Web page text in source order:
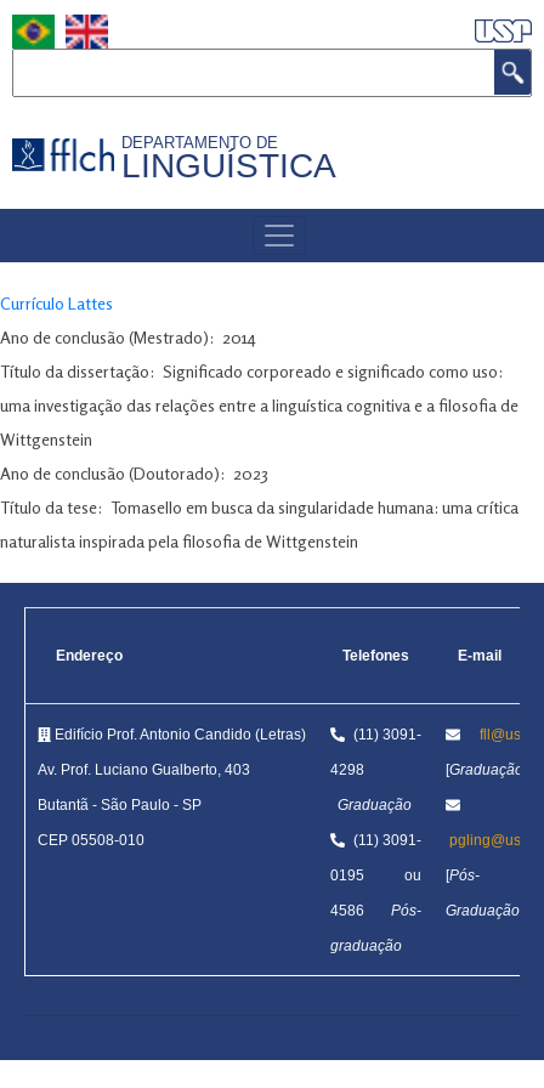
Pular
para
principal
DEPARTAMENTO DE
LINGUÍSTICA
DE
Currículo Lattes
Ano de conclusão (Mestrado)
2014
Título da dissertação
Significado corporeado e significado como uso:
uma investigação das relações entre a linguística cognitiva e a filosofia de
Wittgenstein
Ano de conclusão (Doutorado)
2023
Título da tese
Tomasello em busca da singularidade humana: uma crítica
naturalista inspirada pela filosofia de Wittgenstein
Endereço Telefones E-mail
Edifício Prof. Antonio Candido (Letras)
Av. Prof. Luciano Gualberto, 403
Butantã - São Paulo - SP
CEP 05508-010
(11) 3091-
4298
Graduação
(11) 3091-
0195 ou
4586 Pós-
graduação
[Graduação
[Pós-
Graduação